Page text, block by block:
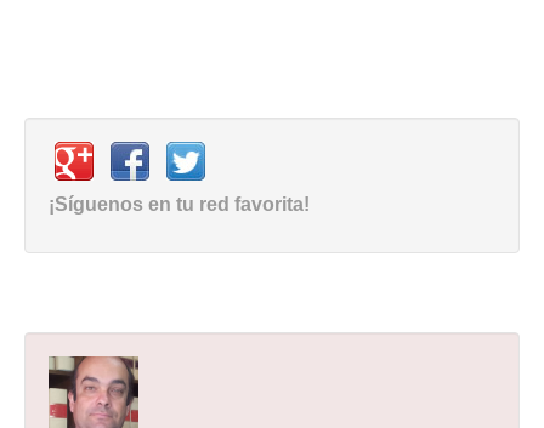
¡Síguenos en tu red favorita!